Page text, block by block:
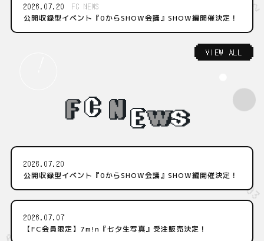
2026.07.20
FC NEWS
公開収録型イベント『0からSHOW会議』SHOW編開催決定！
VIEW ALL
2026.07.20
公開収録型イベント『0からSHOW会議』SHOW編開催決定！
2026.07.07
【FC会員限定】7m!n『七夕生写真』受注販売決定！